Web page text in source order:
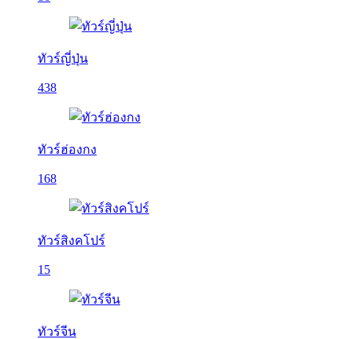
ทัวร์ญี่ปุ่น
438
ทัวร์ฮ่องกง
168
ทัวร์สิงคโปร์
15
ทัวร์จีน